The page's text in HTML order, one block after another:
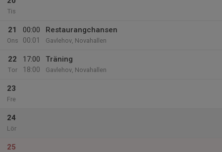
Tis
21
Ons
00:00
00:01
Restaurangchansen
Gavlehov, Novahallen
22
Tor
17:00
18:00
Träning
Gavlehov, Novahallen
23
Fre
24
Lör
25